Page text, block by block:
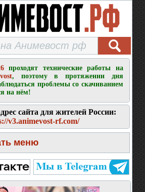
проходят технические работы на
, поэтому в протяжении дня
проблемы со скачиванием
на нём!
сайта для жителей России:
v3.animevost-rf.com/
меню